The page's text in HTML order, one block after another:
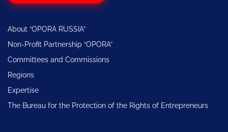
About “OPORA RUSSIA”
Non-Profit Partnership “OPORA”
Committees and Commissions
Regions
Expertise
The Bureau for the Protection of the Rights of Entrepreneurs